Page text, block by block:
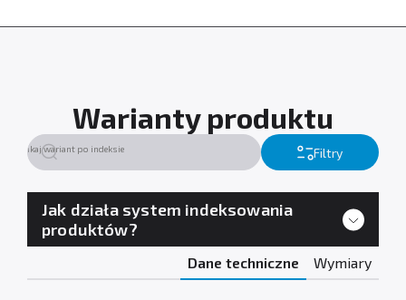
Warianty produktu
Filtry
Jak działa system indeksowania
produktów?
Dane techniczne Wymiary